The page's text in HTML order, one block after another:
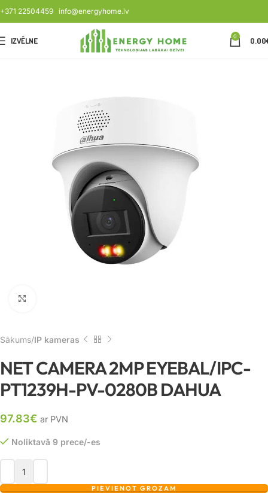
+371 22504459 info@energyhome.lv
IZVĒLNE 0 0.00
Sākums IP kameras
NET CAMERA 2MP EYEBAL/IPC-
PT1239H-PV-0280B DAHUA
97.83€ ar PVN
Noliktavā 9 prece/-es
PIEVIENOT GROZAM